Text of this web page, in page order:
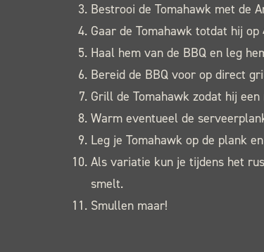
Bestrooi de Tomahawk met de
Gaar de Tomahawk totdat hij
Haal hem van de BBQ en leg
Bereid de BBQ voor op direct
Grill de Tomahawk zodat hij
Warm eventueel de
Leg je Tomahawk op de plank
Als variatie kun je tijdens het
smelt.
Smullen maar!